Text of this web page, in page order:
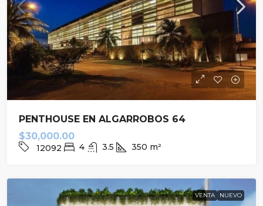
PENTHOUSE EN ALGARROBOS 64
$30,000.00
12092 4 3.5 350 m²
VENTA NUEVO